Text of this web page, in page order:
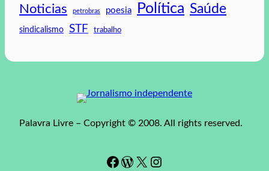
Noticias petrobras poesia Política Saúde
sindicalismo STF trabalho
Palavra Livre – Copyright © 2008. All rights reserved.
Facebook WordPress # Instagram